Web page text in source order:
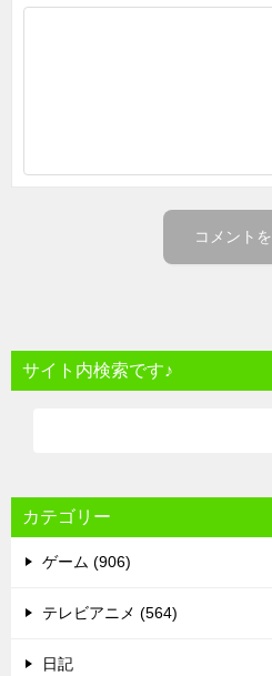
サイト内検索です♪
カテゴリー
ゲーム (906)
テレビアニメ (564)
日記